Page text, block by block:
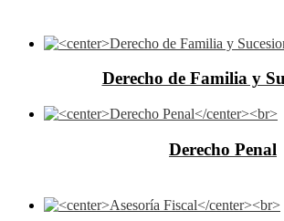
Derecho de Familia y
Derecho Penal